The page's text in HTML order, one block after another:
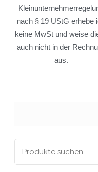
nach § 19 UStG erhebe
keine MwSt und weise
auch nicht in der
aus.